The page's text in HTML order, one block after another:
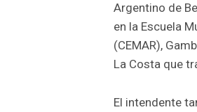
Argentino de
en la Escuela
(CEMAR),
La Costa que
El intendente